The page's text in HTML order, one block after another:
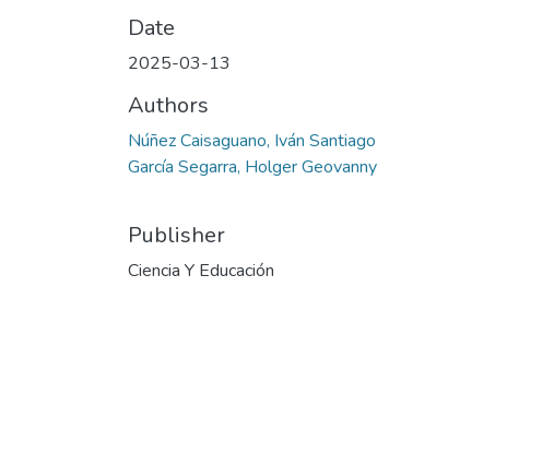
Date
2025-03-13
Authors
Núñez Caisaguano, Iván Santiago
García Segarra, Holger Geovanny
Publisher
Ciencia Y Educación